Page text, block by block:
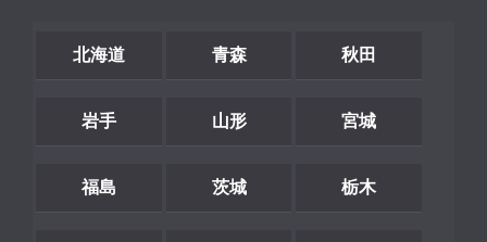
北海道 青森 秋田
岩手 山形 宮城
福島 茨城 栃木